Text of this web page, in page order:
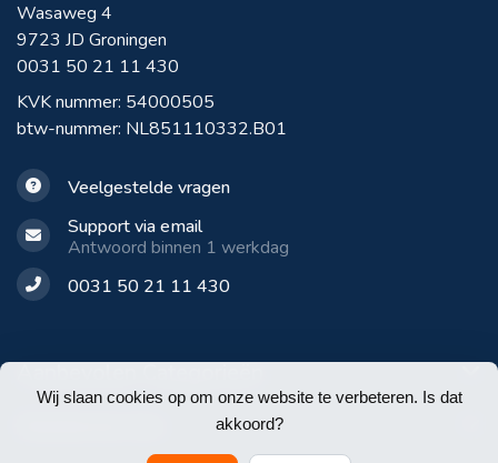
Wij slaan cookies op om onze website te verbeteren. Is dat
akkoord?
Wasaweg 4
9723 JD Groningen
0031 50 21 11 430
KVK nummer: 54000505
btw-nummer: NL851110332.B01
Veelgestelde vragen
Support via email
Antwoord binnen 1 werkdag
0031 50 21 11 430